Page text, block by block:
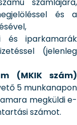
és a
és iparkamarák
(jelenleg
(MKIK szám)
5 munkanapon
megküldi e-
számot.